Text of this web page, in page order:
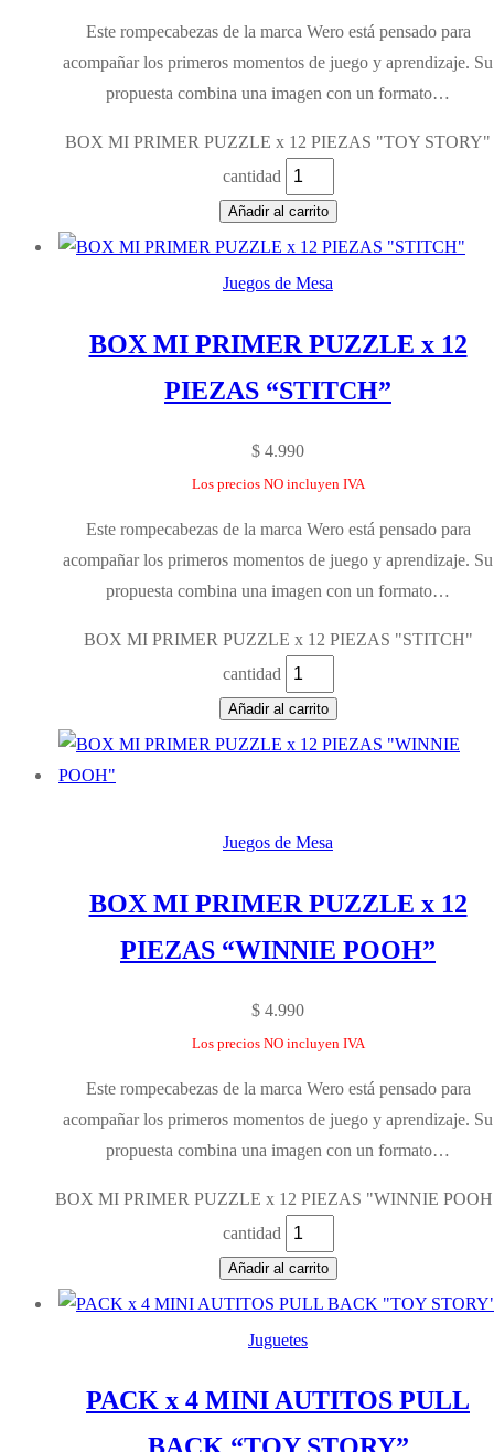
Este rompecabezas de la marca Wero está pensado para
acompañar los primeros momentos de juego y aprendizaje. Su
propuesta combina una imagen con un formato…
BOX MI PRIMER PUZZLE x 12 PIEZAS "TOY STORY"
cantidad
Añadir al carrito
Juegos de Mesa
BOX MI PRIMER PUZZLE x 12
PIEZAS “STITCH”
$ 4.990
Los precios NO incluyen IVA
Este rompecabezas de la marca Wero está pensado para
acompañar los primeros momentos de juego y aprendizaje. Su
propuesta combina una imagen con un formato…
BOX MI PRIMER PUZZLE x 12 PIEZAS "STITCH"
cantidad
Añadir al carrito
Juegos de Mesa
BOX MI PRIMER PUZZLE x 12
PIEZAS “WINNIE POOH”
$ 4.990
Los precios NO incluyen IVA
Este rompecabezas de la marca Wero está pensado para
acompañar los primeros momentos de juego y aprendizaje. Su
propuesta combina una imagen con un formato…
BOX MI PRIMER PUZZLE x 12 PIEZAS "WINNIE
cantidad
Añadir al carrito
Juguetes
PACK x 4 MINI AUTITOS PULL